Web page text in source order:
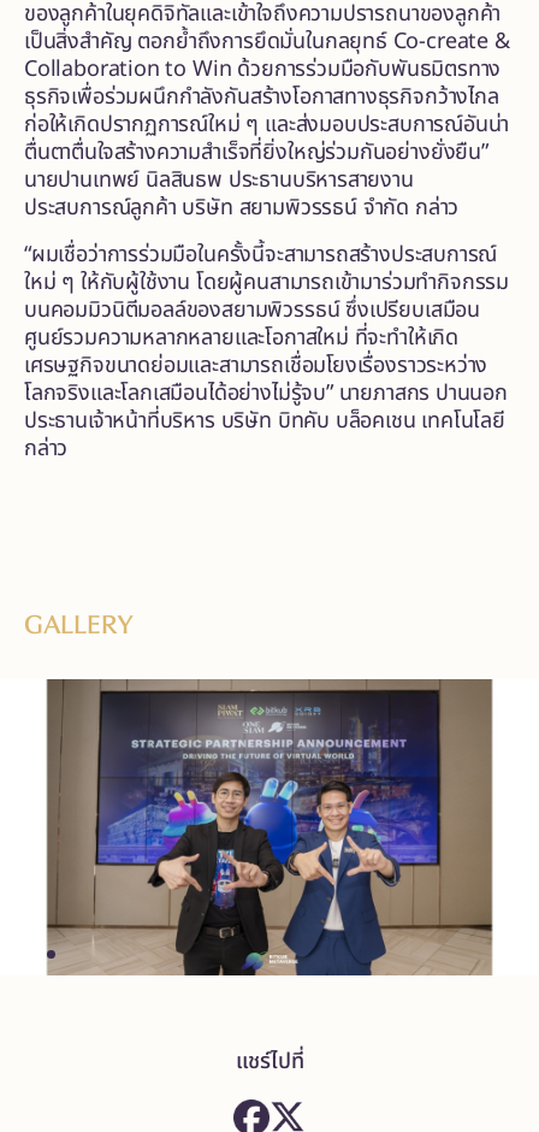
ของลูกค้าในยุคดิจิทัลและเข้าใจถึงความปรารถนาของลูกค้า
เป็นสิ่งสำคัญ ตอกย้ำถึงการยึดมั่นในกลยุทธ์ Co-create &
Collaboration to Win ด้วยการร่วมมือกับพันธมิตรทาง
ธุรกิจเพื่อร่วมผนึกกำลังกันสร้างโอกาสทางธุรกิจกว้างไกล
ก่อให้เกิดปรากฏการณ์ใหม่ ๆ และส่งมอบประสบการณ์อันน่า
ตื่นตาตื่นใจสร้างความสำเร็จที่ยิ่งใหญ่ร่วมกันอย่างยั่งยืน”
นายปานเทพย์ นิลสินธพ ประธานบริหารสายงาน
ประสบการณ์ลูกค้า บริษัท สยามพิวรรธน์ จำกัด กล่าว
“ผมเชื่อว่าการร่วมมือในครั้งนี้จะสามารถสร้างประสบการณ์
ใหม่ ๆ ให้กับผู้ใช้งาน โดยผู้คนสามารถเข้ามาร่วมทำกิจกรรม
บนคอมมิวนิตีมอลล์ของสยามพิวรรธน์ ซึ่งเปรียบเสมือน
ศูนย์รวมความหลากหลายและโอกาสใหม่ ที่จะทำให้เกิด
เศรษฐกิจขนาดย่อมและสามารถเชื่อมโยงเรื่องราวระหว่าง
โลกจริงและโลกเสมือนได้อย่างไม่รู้จบ” นายภาสกร ปานนอก
ประธานเจ้าหน้าที่บริหาร บริษัท บิทคับ บล็อคเชน เทคโนโลยี
กล่าว
GALLERY
แชร์ไปที่